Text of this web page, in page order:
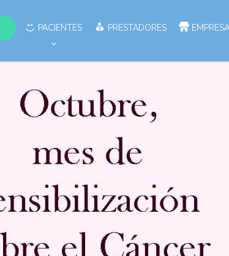
PACIENTES PRESTADORES